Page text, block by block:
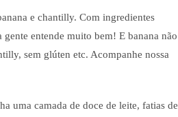
e chantilly. Com ingredientes
entende muito bem! E banana não
sem glúten etc. Acompanhe nossa
uma camada de doce de leite, fatias de